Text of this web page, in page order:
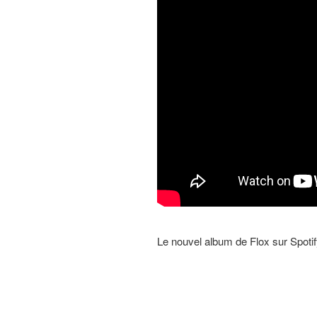
Le nouvel album de Flox sur